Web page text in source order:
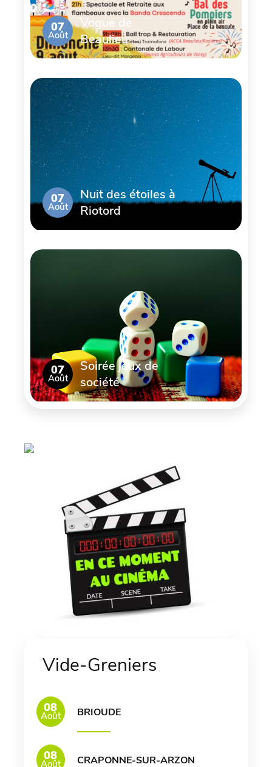
07
Août
Vogue de
Beaulieu
07
Août
Nuit des étoiles à
Riotord
07
Août
Soirée jeux de
société
Vide-Greniers
08
Août BRIOUDE
08
Août CRAPONNE-SUR-ARZON